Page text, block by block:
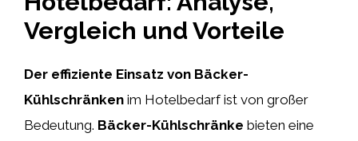
Vergleich und Vorteile
Der effiziente Einsatz von Bäcker-
Kühlschränken im Hotelbedarf ist von großer
Bedeutung. Bäcker-Kühlschränke bieten eine